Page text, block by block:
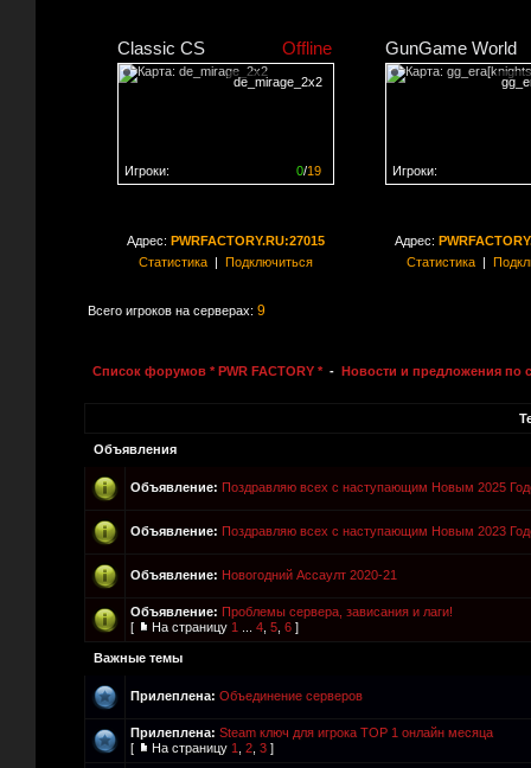
Classic CS Offline
de_mirage_2x2
0/19
Игроки:
GunGame World
Игроки:
Адрес: PWRFACTORY.RU:27015
Статистика| Подключиться
Адрес:
Статистика|
Всего игроков на серверах: 9
Список форумов * PWR FACTORY * - Новости и предложения по
Объявления
Объявление: Поздравляю всех с наступающим Новым 2025
Объявление: Поздравляю всех с наступающим Новым 2023
Объявление: Новогодний Ассаулт 2020-21
Объявление: Проблемы сервера, зависания и лаги!
[
На страницу 1 4 5 6 ]
Важные темы
Прилеплена: Объединение серверов
Прилеплена: Steam ключ для игрока TOP 1 онлайн месяца
[
На страницу 1 2 3 ]